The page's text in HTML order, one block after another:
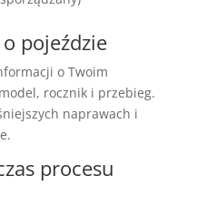
pojeździe
o Twoim
rocznik i przebieg.
naprawach i
procesu